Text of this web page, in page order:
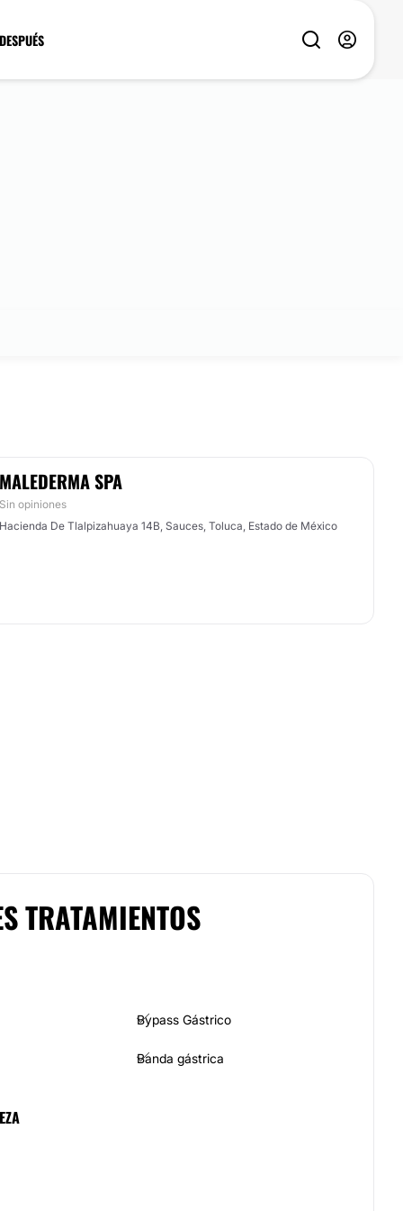
MALEDERMA SPA
Sin opiniones
Hacienda De Tlalpizahuaya 14B, Sauces, Toluca, Estado de México
TRATAMIENTOS
Bypass Gástrico
Banda gástrica